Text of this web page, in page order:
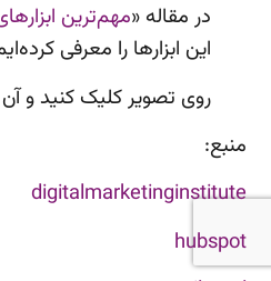
در مقاله «مهم‌ترین
این ابزارها را معرفی
روی تصویر کلیک کنید و آن
منبع:
digitalmarketinginstitute
hubspot